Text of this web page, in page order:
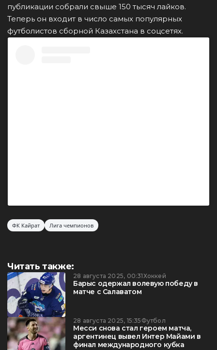
публикации собрали свыше 150 тысяч лайков.
Теперь он входит в число самых популярных
футболистов сборной Казахстана в соцсетях.
ФК Кайрат Лига чемпионов
Читать также:
28 августа 2025, 00:31Хоккей
Барыс одержал волевую победу в
матче с Салаватом
28 августа 2025, 15:35 Футбол
Месси снова стал героем матча,
аргентинец вывел Интер Майами в
финал международного кубка